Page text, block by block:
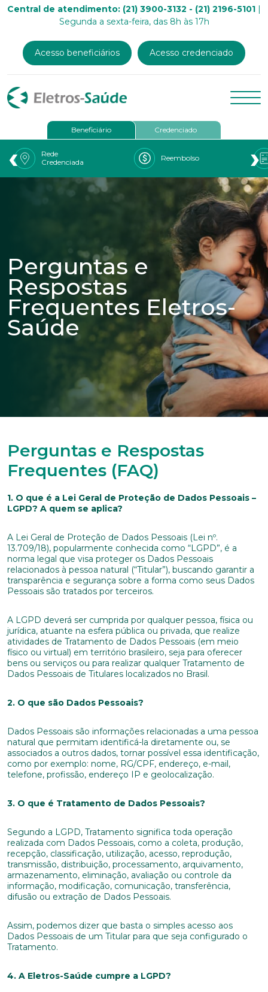
Central de atendimento: (21) 3900-3132 - (21) 2196-5101 |
Segunda a sexta-feira, das 8h às 17h
Acesso beneficiários Acesso credenciado
Beneficiário Credenciado
Rede
Credenciada
Reembolso
‹ ›
Perguntas e
Respostas
Frequentes Eletros-
Saúde
Perguntas e Respostas
Frequentes (FAQ)
1. O que é a Lei Geral de Proteção de Dados Pessoais –
LGPD? A quem se aplica?
A Lei Geral de Proteção de Dados Pessoais (Lei nº.
13.709/18), popularmente conhecida como “LGPD”, é a
norma legal que visa proteger os Dados Pessoais
relacionados à pessoa natural (“Titular”), buscando garantir a
transparência e segurança sobre a forma como seus Dados
Pessoais são tratados por terceiros.
A LGPD deverá ser cumprida por qualquer pessoa, física ou
jurídica, atuante na esfera pública ou privada, que realize
atividades de Tratamento de Dados Pessoais (em meio
físico ou virtual) em território brasileiro, seja para oferecer
bens ou serviços ou para realizar qualquer Tratamento de
Dados Pessoais de Titulares localizados no Brasil.
2. O que são Dados Pessoais?
Dados Pessoais são informações relacionadas a uma pessoa
natural que permitam identificá-la diretamente ou, se
associados a outros dados, tornar possível essa identificação,
como por exemplo: nome, RG/CPF, endereço, e-mail,
telefone, profissão, endereço IP e geolocalização.
3. O que é Tratamento de Dados Pessoais?
Segundo a LGPD, Tratamento significa toda operação
realizada com Dados Pessoais, como a coleta, produção,
recepção, classificação, utilização, acesso, reprodução,
transmissão, distribuição, processamento, arquivamento,
armazenamento, eliminação, avaliação ou controle da
informação, modificação, comunicação, transferência,
difusão ou extração de Dados Pessoais.
Assim, podemos dizer que basta o simples acesso aos
Dados Pessoais de um Titular para que seja configurado o
Tratamento.
4. A Eletros-Saúde cumpre a LGPD?